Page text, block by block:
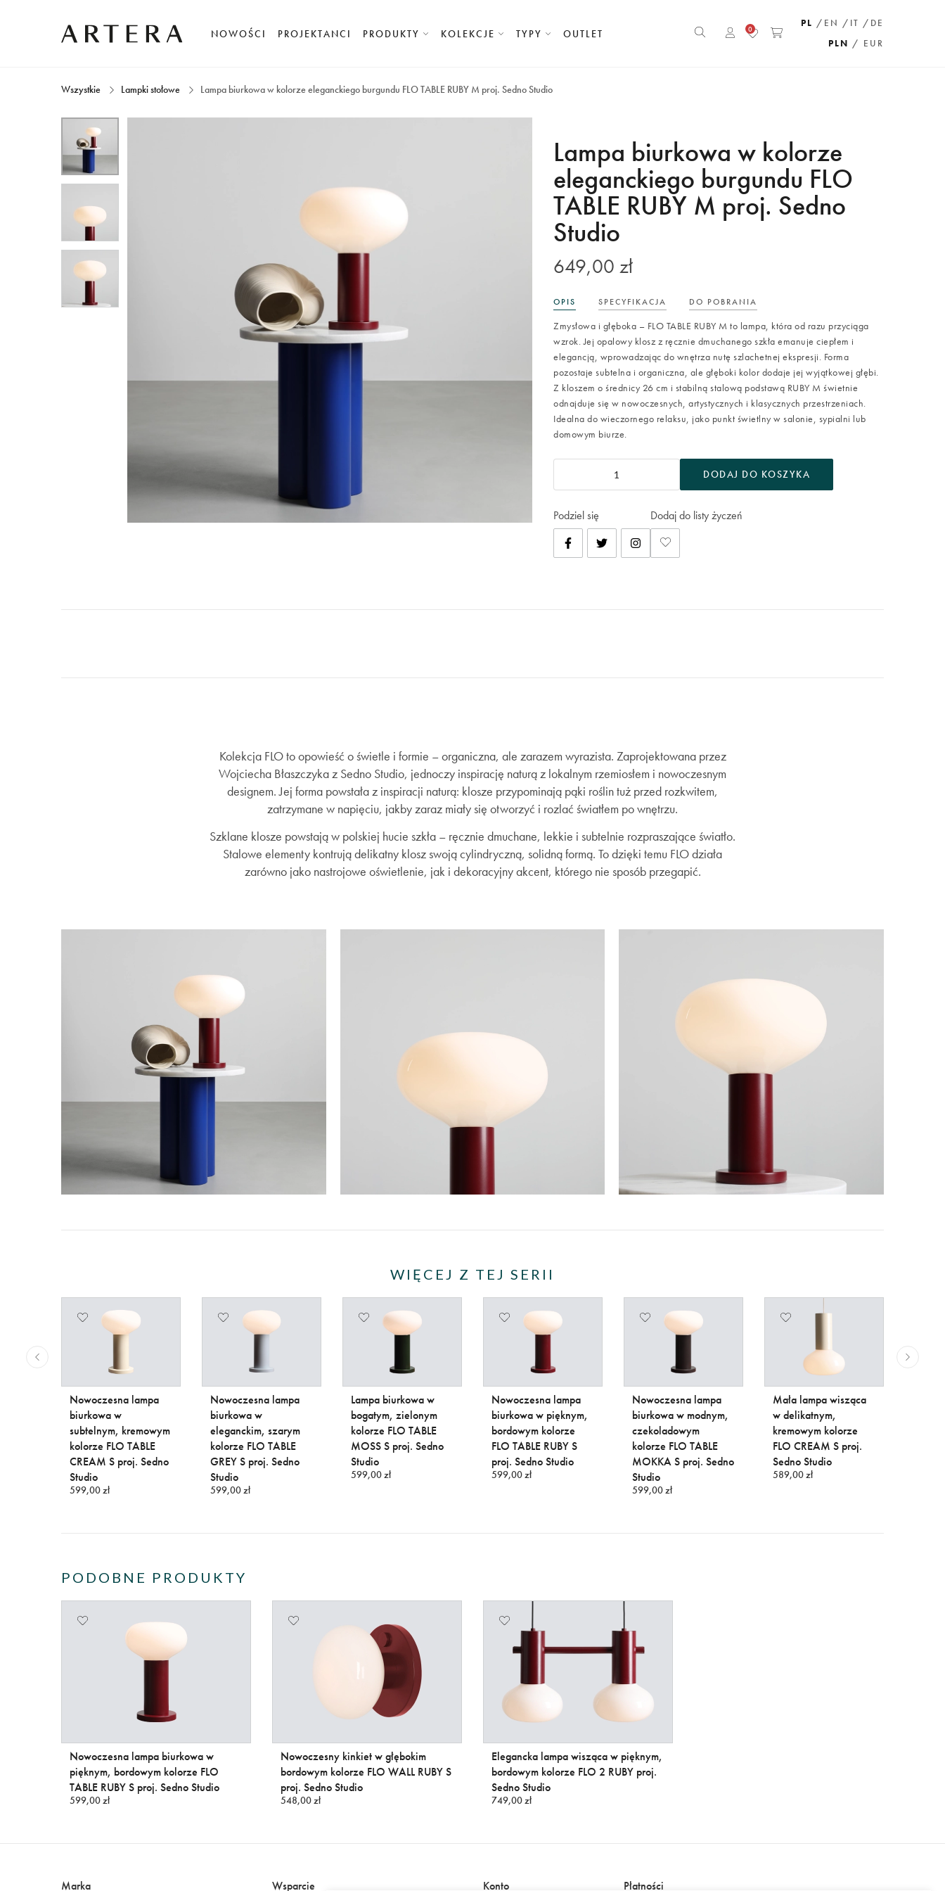
NOWOŚCI PROJEKTANCI PRODUKTY KOLEKCJE TYPY OUTLET 0
PL /EN /IT /DE
PLN / EUR
Wszystkie Lampki stołowe Lampa biurkowa w kolorze eleganckiego burgundu FLO TABLE RUBY M proj. Sedno Studio
Lampa biurkowa w kolorze
eleganckiego burgundu FLO
TABLE RUBY M proj. Sedno
Studio
649,00 zł
OPIS SPECYFIKACJA DO POBRANIA
Zmysłowa i głęboka – FLO TABLE RUBY M to lampa, która od razu przyciąga
wzrok. Jej opalowy klosz z ręcznie dmuchanego szkła emanuje ciepłem i
elegancją, wprowadzając do wnętrza nutę szlachetnej ekspresji. Forma
pozostaje subtelna i organiczna, ale głęboki kolor dodaje jej wyjątkowej głębi.
Z kloszem o średnicy 26 cm i stabilną stalową podstawą RUBY M świetnie
odnajduje się w nowoczesnych, artystycznych i klasycznych przestrzeniach.
Idealna do wieczornego relaksu, jako punkt świetlny w salonie, sypialni lub
domowym biurze.
DODAJ DO KOSZYKA
Podziel się Dodaj do listy życzeń
Kolekcja FLO to opowieść o świetle i formie – organiczna, ale zarazem wyrazista. Zaprojektowana przez
Wojciecha Błaszczyka z Sedno Studio, jednoczy inspirację naturą z lokalnym rzemiosłem i nowoczesnym
designem. Jej forma powstała z inspiracji naturą: klosze przypominają pąki roślin tuż przed rozkwitem,
zatrzymane w napięciu, jakby zaraz miały się otworzyć i rozlać światłem po wnętrzu.
Szklane klosze powstają w polskiej hucie szkła – ręcznie dmuchane, lekkie i subtelnie rozpraszające światło.
Stalowe elementy kontrują delikatny klosz swoją cylindryczną, solidną formą. To dzięki temu FLO działa
zarówno jako nastrojowe oświetlenie, jak i dekoracyjny akcent, którego nie sposób przegapić.
WIĘCEJ Z TEJ SERII
Nowoczesna lampa
biurkowa w
subtelnym, kremowym
kolorze FLO TABLE
CREAM S proj. Sedno
Studio
599,00 zł
Nowoczesna lampa
biurkowa w
eleganckim, szarym
kolorze FLO TABLE
GREY S proj. Sedno
Studio
599,00 zł
Lampa biurkowa w
bogatym, zielonym
kolorze FLO TABLE
MOSS S proj. Sedno
Studio
599,00 zł
Nowoczesna lampa
biurkowa w pięknym,
bordowym kolorze
FLO TABLE RUBY S
proj. Sedno Studio
599,00 zł
Nowoczesna lampa
biurkowa w modnym,
czekoladowym
kolorze FLO TABLE
MOKKA S proj. Sedno
Studio
599,00 zł
Mała lampa wisząca
w delikatnym,
kremowym kolorze
FLO CREAM S proj.
Sedno Studio
589,00 zł
PODOBNE PRODUKTY
Nowoczesna lampa biurkowa w
pięknym, bordowym kolorze FLO
TABLE RUBY S proj. Sedno Studio
599,00 zł
Nowoczesny kinkiet w głębokim
bordowym kolorze FLO WALL RUBY S
proj. Sedno Studio
548,00 zł
Elegancka lampa wisząca w pięknym,
bordowym kolorze FLO 2 RUBY proj.
Sedno Studio
749,00 zł
Marka Wsparcie Konto Płatności